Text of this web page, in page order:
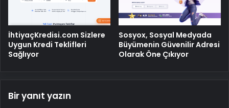
İhtiyaçKredisi.com Sizlere
Uygun Kredi Teklifleri
Sağlıyor
Sosyox, Sosyal Medyada
Büyümenin Güvenilir Adresi
Olarak Öne Çıkıyor
Bir yanıt yazın